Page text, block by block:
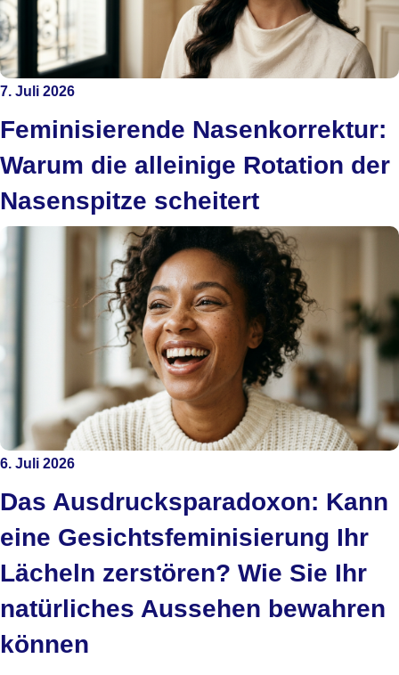
7. Juli 2026
Feminisierende Nasenkorrektur:
Warum die alleinige Rotation der
Nasenspitze scheitert
6. Juli 2026
Das Ausdrucksparadoxon: Kann
eine Gesichtsfeminisierung Ihr
Lächeln zerstören? Wie Sie Ihr
natürliches Aussehen bewahren
können